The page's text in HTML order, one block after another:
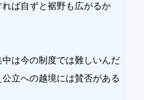
ば自ずと裾野も広がるか
は今の制度では難しいんだ
立への越境には賛否がある